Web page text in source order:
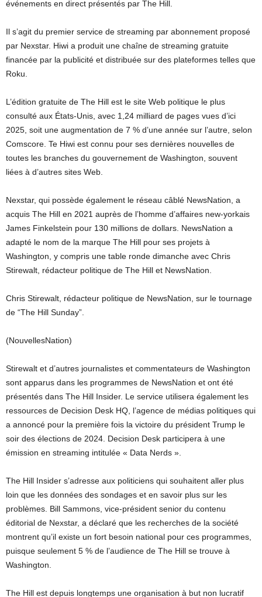
événements en direct présentés par The Hill.
Il s’agit du premier service de streaming par abonnement proposé
par Nexstar. Hiwi a produit une chaîne de streaming gratuite
financée par la publicité et distribuée sur des plateformes telles que
Roku.
L’édition gratuite de The Hill est le site Web politique le plus
consulté aux États-Unis, avec 1,24 milliard de pages vues d’ici
2025, soit une augmentation de 7 % d’une année sur l’autre, selon
Comscore. Te Hiwi est connu pour ses dernières nouvelles de
toutes les branches du gouvernement de Washington, souvent
liées à d’autres sites Web.
Nexstar, qui possède également le réseau câblé NewsNation, a
acquis The Hill en 2021 auprès de l’homme d’affaires new-yorkais
James Finkelstein pour 130 millions de dollars. NewsNation a
adapté le nom de la marque The Hill pour ses projets à
Washington, y compris une table ronde dimanche avec Chris
Stirewalt, rédacteur politique de The Hill et NewsNation.
Chris Stirewalt, rédacteur politique de NewsNation, sur le tournage
de “The Hill Sunday”.
(NouvellesNation)
Stirewalt et d’autres journalistes et commentateurs de Washington
sont apparus dans les programmes de NewsNation et ont été
présentés dans The Hill Insider. Le service utilisera également les
ressources de Decision Desk HQ, l’agence de médias politiques qui
a annoncé pour la première fois la victoire du président Trump le
soir des élections de 2024. Decision Desk participera à une
émission en streaming intitulée « Data Nerds ».
The Hill Insider s’adresse aux politiciens qui souhaitent aller plus
loin que les données des sondages et en savoir plus sur les
problèmes. Bill Sammons, vice-président senior du contenu
éditorial de Nexstar, a déclaré que les recherches de la société
montrent qu’il existe un fort besoin national pour ces programmes,
puisque seulement 5 % de l’audience de The Hill se trouve à
Washington.
The Hill est depuis longtemps une organisation à but non lucratif